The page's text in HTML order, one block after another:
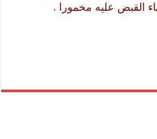
القبض عليه مخمورا .